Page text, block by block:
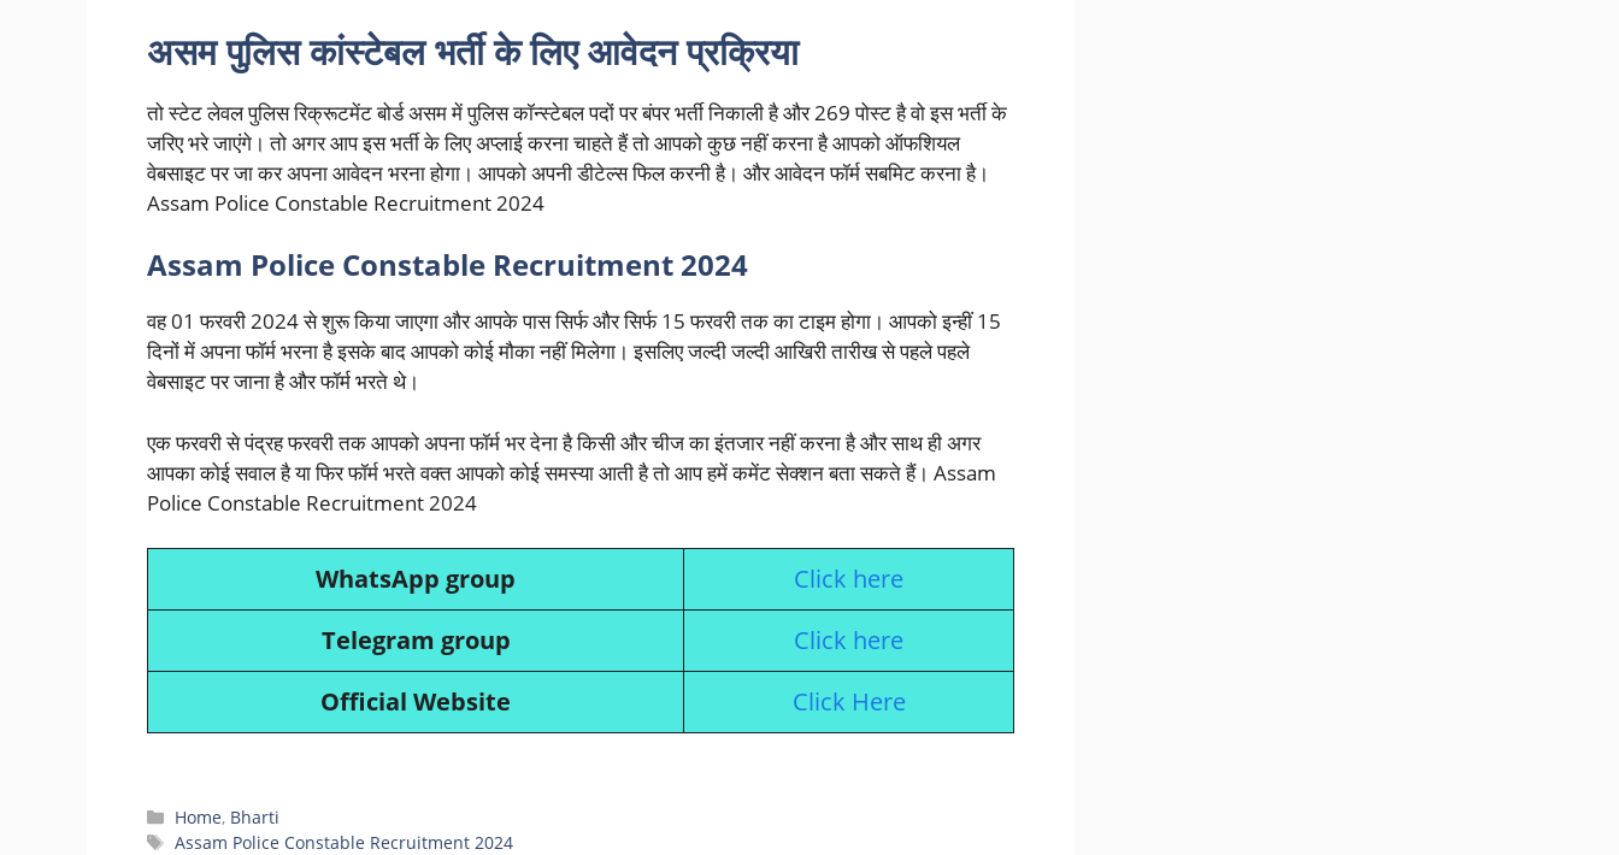
असम पुलिस कांस्टेबल भर्ती के लिए आवेदन प्रक्रिया
तो स्टेट लेवल पुलिस रिक्रूटमेंट बोर्ड असम में पुलिस कॉन्स्टेबल पदों पर बंपर भर्ती निकाली है और 269 पोस्ट है वो इस भर्ती के
जरिए भरे जाएंगे। तो अगर आप इस भर्ती के लिए अप्लाई करना चाहते हैं तो आपको कुछ नहीं करना है आपको ऑफशियल
वेबसाइट पर जा कर अपना आवेदन भरना होगा। आपको अपनी डीटेल्स फिल करनी है। और आवेदन फॉर्म सबमिट करना है।
Assam Police Constable Recruitment 2024
Assam Police Constable Recruitment 2024
वह 01 फरवरी 2024 से शुरू किया जाएगा और आपके पास सिर्फ और सिर्फ 15 फरवरी तक का टाइम होगा। आपको इन्हीं 15
दिनों में अपना फॉर्म भरना है इसके बाद आपको कोई मौका नहीं मिलेगा। इसलिए जल्दी जल्दी आखिरी तारीख से पहले पहले
वेबसाइट पर जाना है और फॉर्म भरते थे।
एक फरवरी से पंद्रह फरवरी तक आपको अपना फॉर्म भर देना है किसी और चीज का इंतजार नहीं करना है और साथ ही अगर
आपका कोई सवाल है या फिर फॉर्म भरते वक्त आपको कोई समस्या आती है तो आप हमें कमेंट सेक्शन बता सकते हैं। Assam
Police Constable Recruitment 2024
WhatsApp group
Click here
Telegram group
Click here
Official Website
Click Here
Categories
Home, Bharti
Tags
Assam Police Constable Recruitment 2024